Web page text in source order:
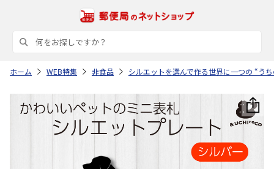
ホーム WEB特集 非食品 シルエットを選んで作る世界に一つの “う